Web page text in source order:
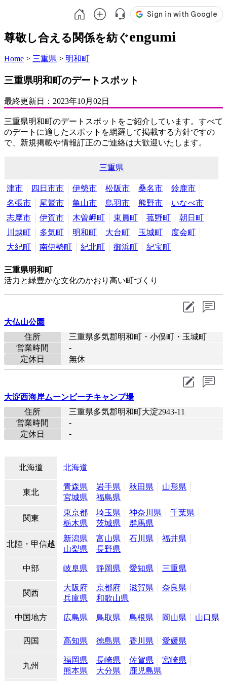
尊敬し合える関係を紡ぐengumi
Home > 三重県 > 明和町
三重県明和町のデートスポット
最終更新日： 2023年10月02日
三重県明和町のデートスポットをご紹介しています。すべて
のデートに適したスポットを網羅して掲載する方針ですの
で、新規掲載や情報訂正のご連絡は大歓迎いたします。
三重県
津市 四日市市 伊勢市 松阪市 桑名市
鈴鹿市
名張市
尾鷲市 亀山市 鳥羽市 熊野市
いなべ市
志摩市
伊賀市 木曽岬町 東員町 菰野町
朝日町
川越町
多気町 明和町 大台町 玉城町
度会町
大紀町
南伊勢町 紀北町 御浜町 紀宝町
三重県明和町
活力と緑豊かな文化のかおり高い町づくり
大仏山公園
住所
三重県多気郡明和町・小俣町・玉城町
営業時間
-
定休日
無休
大淀西海岸ムーンビーチキャンプ場
住所
三重県多気郡明和町大淀2943-11
営業時間
-
定休日
-
北海道 北海道
東北
青森県 岩手県 秋田県
山形県
宮城県
福島県
関東
東京都 埼玉県 神奈川県
千葉県
栃木県
茨城県 群馬県
北陸・甲信越
新潟県 富山県 石川県
福井県
山梨県
長野県
中部 岐阜県 静岡県 愛知県 三重県
関西
大阪府 京都府 滋賀県
奈良県
兵庫県
和歌山県
中国地方 広島県 鳥取県 島根県 岡山県 山口県
四国 高知県 徳島県 香川県 愛媛県
九州
福岡県 長崎県 佐賀県
宮崎県
熊本県
大分県 鹿児島県